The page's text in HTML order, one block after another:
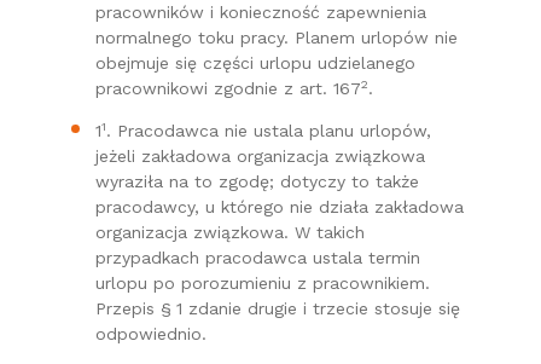
pracowników i konieczność zapewnienia
normalnego toku pracy. Planem urlopów nie
obejmuje się części urlopu udzielanego
pracownikowi zgodnie z art. 1672.
11. Pracodawca nie ustala planu urlopów,
jeżeli zakładowa organizacja związkowa
wyraziła na to zgodę; dotyczy to także
pracodawcy, u którego nie działa zakładowa
organizacja związkowa. W takich
przypadkach pracodawca ustala termin
urlopu po porozumieniu z pracownikiem.
Przepis § 1 zdanie drugie i trzecie stosuje się
odpowiednio.